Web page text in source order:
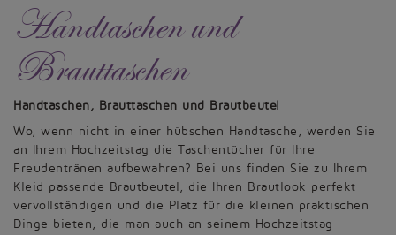
Handtaschen und
Brauttaschen
Handtaschen, Brauttaschen und Brautbeutel
Wo, wenn nicht in einer hübschen Handtasche, werden Sie
an Ihrem Hochzeitstag die Taschentücher für Ihre
Freudentränen aufbewahren? Bei uns finden Sie zu Ihrem
Kleid passende Brautbeutel, die Ihren Brautlook perfekt
vervollständigen und die Platz für die kleinen praktischen
Dinge bieten, die man auch an seinem Hochzeitstag